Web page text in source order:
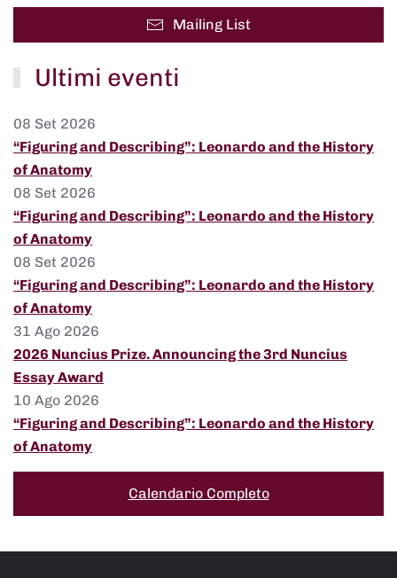
Mailing List
Ultimi eventi
08 Set 2026
“Figuring and Describing”: Leonardo and the History
of Anatomy
08 Set 2026
“Figuring and Describing”: Leonardo and the History
of Anatomy
08 Set 2026
“Figuring and Describing”: Leonardo and the History
of Anatomy
31 Ago 2026
2026 Nuncius Prize. Announcing the 3rd Nuncius
Essay Award
10 Ago 2026
“Figuring and Describing”: Leonardo and the History
of Anatomy
Calendario Completo